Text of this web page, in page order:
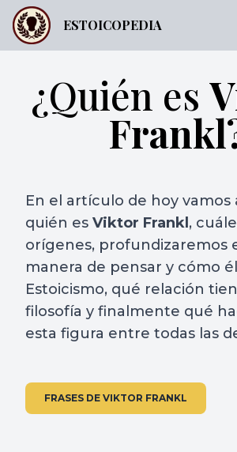
ESTOICOPEDIA
¿Quién es
En el artículo de hoy vamos
quién es Viktor Frankl ,
orígenes, profundizaremos
manera de pensar y cómo él
Estoicismo, qué relación
filosofía y finalmente qué
esta figura entre todas las
FRASES DE VIKTOR FRANKL